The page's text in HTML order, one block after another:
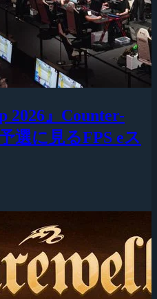
2026』Counter-
選に見るFPS eス